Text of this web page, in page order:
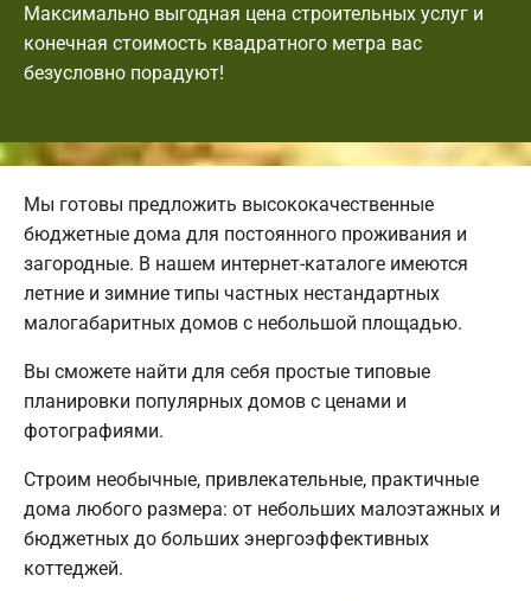
Максимально выгодная цена строительных услуг и
конечная стоимость квадратного метра вас
безусловно порадуют!
Мы готовы предложить высококачественные
бюджетные дома для постоянного проживания и
загородные. В нашем интернет-каталоге имеются
летние и зимние типы частных нестандартных
малогабаритных домов с небольшой площадью.
Вы сможете найти для себя простые типовые
планировки популярных домов с ценами и
фотографиями.
Строим необычные, привлекательные, практичные
дома любого размера: от небольших малоэтажных и
бюджетных до больших энергоэффективных
коттеджей.